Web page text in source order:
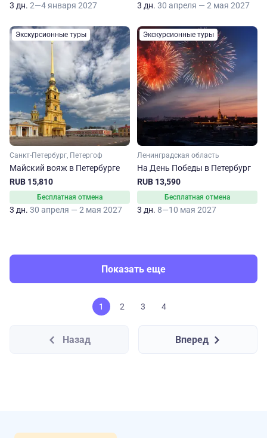
3 дн. 2—4 января 2027
3 дн. 30 апреля — 2 мая 2027
Экскурсионные туры
Санкт-Петербург, Петергоф
Майский вояж в Петербурге
RUB 15,810
Бесплатная отмена
3 дн. 30 апреля — 2 мая 2027
Экскурсионные туры
Ленинградская область
На День Победы в Петербург
RUB 13,590
Бесплатная отмена
3 дн. 8—10 мая 2027
Показать еще
1 2 3 4
Назад Вперед